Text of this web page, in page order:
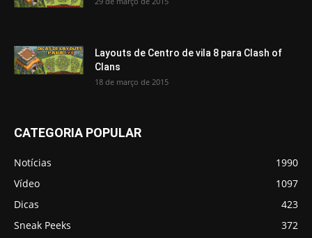
Layouts de Centro de vila 8 para Clash of
Clans
18 de março de 2015
CATEGORIA POPULAR
Notícias
1990
Vídeo
1097
Dicas
423
Sneak Peeks
372